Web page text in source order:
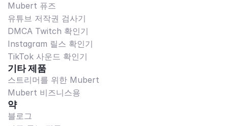
Mubert 퓨즈
유튜브 저작권 검사기
DMCA Twitch 확인기
Instagram 릴스 확인기
TikTok 사운드 확인기
기타 제품
스트리머를 위한 Mubert
Mubert 비즈니스용
약
블로그